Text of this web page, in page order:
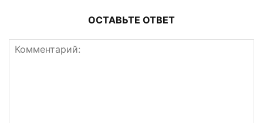
ОСТАВЬТЕ ОТВЕТ